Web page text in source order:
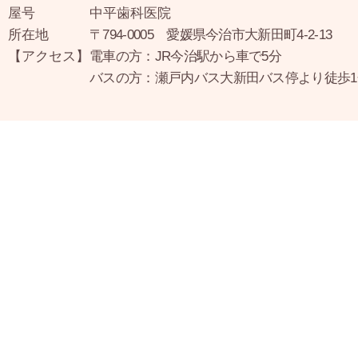
屋号
中平歯科医院
所在地
〒794-0005 愛媛県今治市大新田町4-2-13
【アクセス】 電車の方：JR今治駅から車で5分
バスの方：瀬戸内バス大新田バス停より徒歩